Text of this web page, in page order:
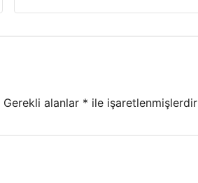
Gerekli alanlar * ile işaretlenmişlerdir